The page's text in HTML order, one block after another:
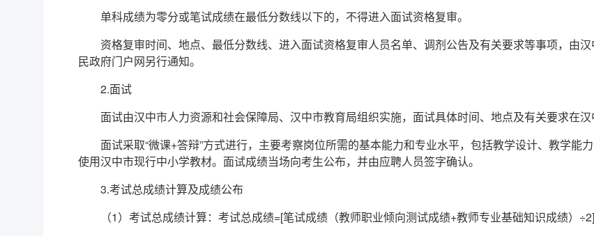
单科成绩为零分或笔试成绩在最低分数线以下的，不得进入面试资格复审。
资格复审时间、地点、最低分数线、进入面试资格复审人员名单、调剂公告及有关要求等事项，由
民政府门户网另行通知。
2.面试
面试由汉中市人力资源和社会保障局、汉中市教育局组织实施，面试具体时间、地点及有关要求在汉
面试采取“微课+答辩”方式进行，主要考察岗位所需的基本能力和专业水平，包括教学设计、教学能
使用汉中市现行中小学教材。面试成绩当场向考生公布，并由应聘人员签字确认。
3.考试总成绩计算及成绩公布
（1）考试总成绩计算：考试总成绩=[笔试成绩（教师职业倾向测试成绩+教师专业基础知识成绩）